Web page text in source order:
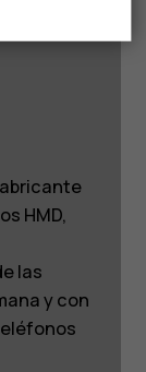
HMD,
las
y con